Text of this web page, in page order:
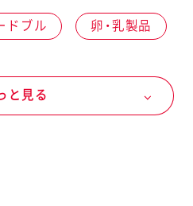
ドブル 卵・乳製品
ズなど マヨネーズ
と見る